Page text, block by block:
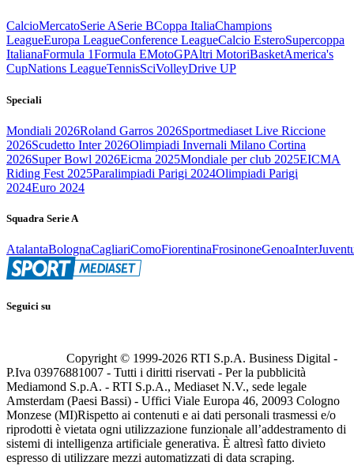
CalcioMercatoSerie ASerie BCoppa ItaliaChampions
LeagueEuropa LeagueConference LeagueCalcio EsteroSupercoppa
ItalianaFormula 1Formula EMotoGPAltri MotoriBasketAmerica's
CupNations LeagueTennisSciVolleyDrive UP
Speciali
Mondiali 2026Roland Garros 2026Sportmediaset Live Riccione
2026Scudetto Inter 2026Olimpiadi Invernali Milano Cortina
2026Super Bowl 2026Eicma 2025Mondiale per club 2025EICMA
Riding Fest 2025Paralimpiadi Parigi 2024Olimpiadi Parigi
2024Euro 2024
Squadra Serie A
AtalantaBolognaCagliariComoFiorentinaFrosinoneGenoaInter
Seguici su
Copyright © 1999-2026 RTI S.p.A. Business Digital -
P.Iva 03976881007 - Tutti i diritti riservati - Per la pubblicità
Mediamond S.p.A. - RTI S.p.A., Mediaset N.V., sede legale
Amsterdam (Paesi Bassi) - Uffici Viale Europa 46, 20093 Cologno
Monzese (MI)Rispetto ai contenuti e ai dati personali trasmessi e/o
riprodotti è vietata ogni utilizzazione funzionale all’addestramento di
sistemi di intelligenza artificiale generativa. È altresì fatto divieto
espresso di utilizzare mezzi automatizzati di data scraping.